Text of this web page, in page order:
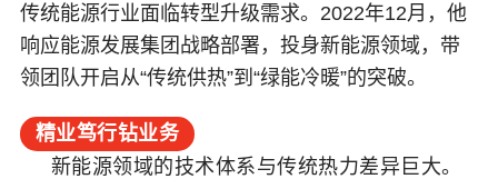
传统能源行业面临转型升级需求。2022年12月，他
响应能源发展集团战略部署，投身新能源领域，带
领团队开启从“传统供热”到“绿能冷暖”的突破。
精业笃行钻业务
新能源领域的技术体系与传统热力差异巨大。